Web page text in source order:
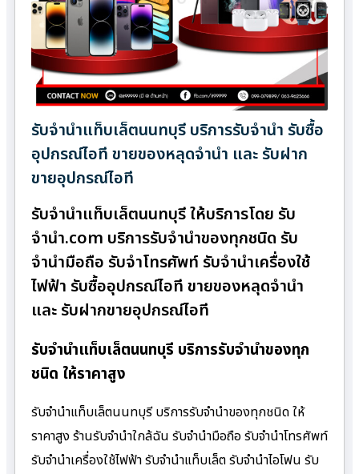
รับจำนำแท็บเล็ตนนทบุรี บริการรับจำนำ รับซื้อ
อุปกรณ์ไอที ขายของหลุดจำนำ และ รับฝาก
ขายอุปกรณ์ไอที
รับจำนำแท็บเล็ตนนทบุรี ให้บริการโดย รับ
จํานํา.com บริการรับจำนำของทุกชนิด รับ
จำนำมือถือ รับจำโทรศัพท์ รับจำนำเครื่องใช้
ไฟฟ้า รับซื้ออุปกรณ์ไอที ขายของหลุดจำนำ
และ รับฝากขายอุปกรณ์ไอที
รับจำนำแท็บเล็ตนนทบุรี บริการรับจำนำของทุก
ชนิด ให้ราคาสูง
รับจำนำแท็บเล็ตนนทบุรี บริการรับจำนำของทุกชนิด ให้
ราคาสูง ร้านรับจํานําใกล้ฉัน รับจำนำมือถือ รับจำนำโทรศัพท์
รับจำนำเครื่องใช้ไฟฟ้า รับจำนำแท็บเล็ต รับจำนำไอโฟน รับ